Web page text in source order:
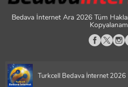
Bedava İnternet Ara 2026 Tüm
Turkcell Bedava İnternet 2026